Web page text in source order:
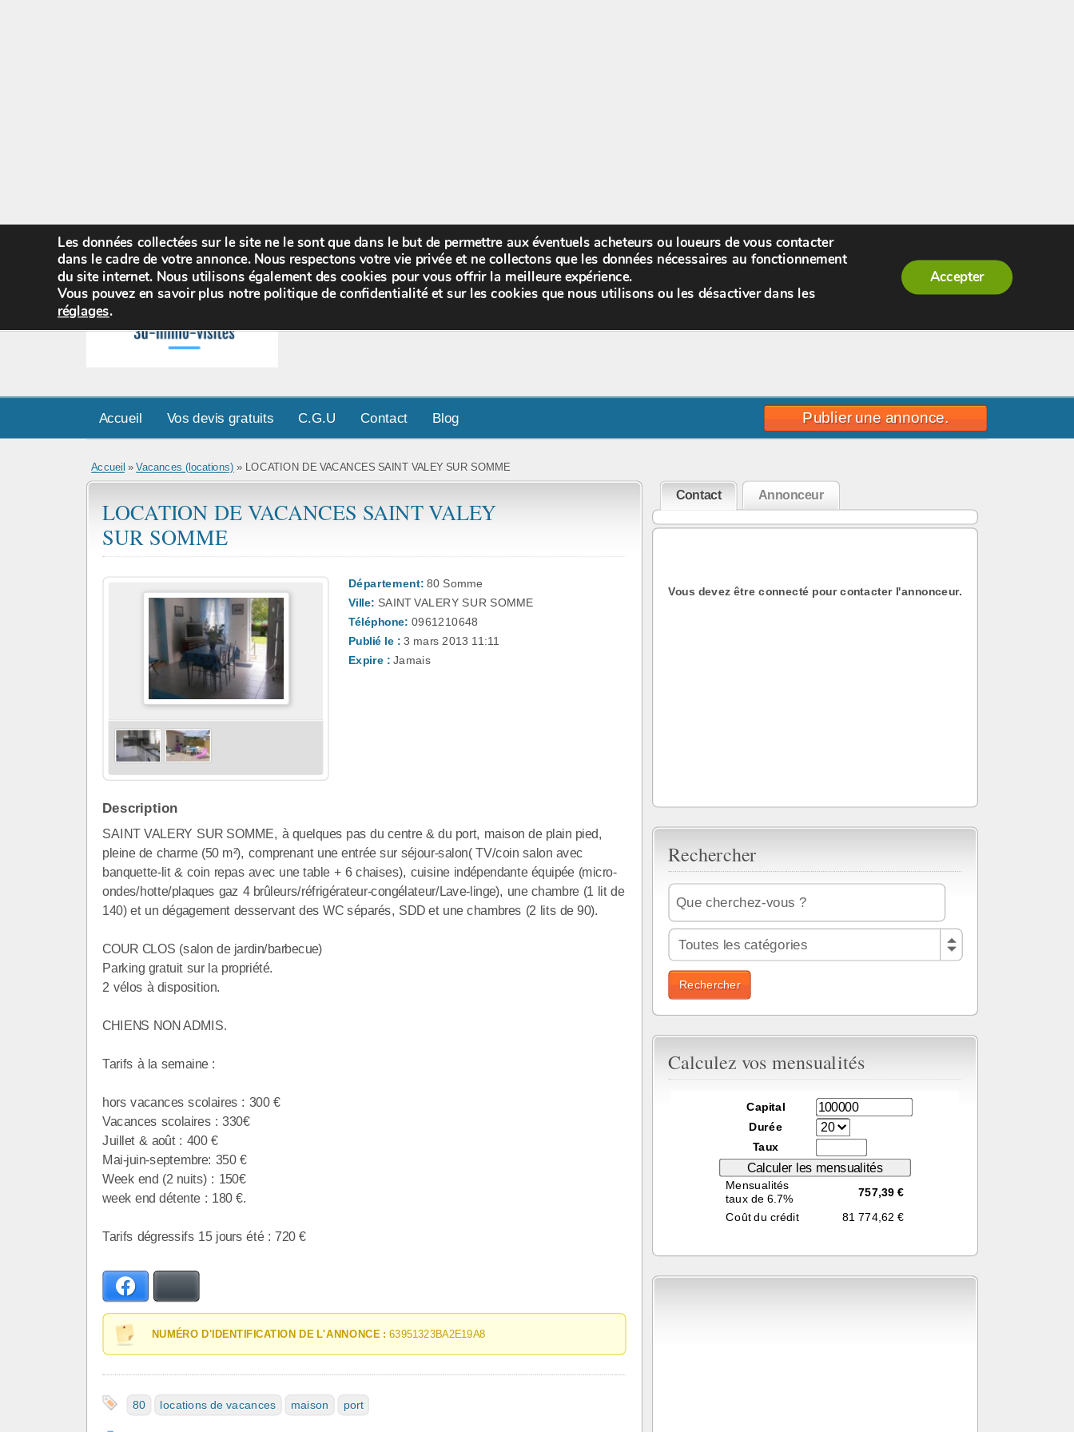
Bienvenue,visiteur ![S'enregistrer
Publier une annonce.
Accueil Vos devis gratuits C.G.U Contact Blog
Accueil »Vacances (locations) » LOCATION DE VACANCES SAINT VALEY SUR SOMME
LOCATION DE VACANCES SAINT VALEY
SUR SOMME
Département: 80 Somme
Ville: SAINT VALERY SUR SOMME
Téléphone: 0961210648
Publié le : 3 mars 2013 11:11
Expire : Jamais
Description
SAINT VALERY SUR SOMME, à quelques pas du centre & du port, maison de plain pied,
pleine de charme (50 m²), comprenant une entrée sur séjour-salon( TV/coin salon avec
banquette-lit & coin repas avec une table + 6 chaises), cuisine indépendante équipée (micro-
ondes/hotte/plaques gaz 4 brûleurs/réfrigérateur-congélateur/Lave-linge), une chambre (1 lit de
140) et un dégagement desservant des WC séparés, SDD et une chambres (2 lits de 90).
COUR CLOS (salon de jardin/barbecue)
Parking gratuit sur la propriété.
2 vélos à disposition.
CHIENS NON ADMIS.
Tarifs à la semaine :
hors vacances scolaires : 300 €
Vacances scolaires : 330€
Juillet & août : 400 €
Mai-juin-septembre: 350 €
Week end (2 nuits) : 150€
week end détente : 180 €.
Tarifs dégressifs 15 jours été : 720 €
NUMÉRO D'IDENTIFICATION DE L'ANNONCE : 63951323BA2E19A8
80 locations de vacances maison port
Contact Annonceur
Vous devez être connecté pour contacter l'annonceur.
Rechercher
Toutes les catégories
Calculez vos mensualités
Les données collectées sur le site ne le sont que dans le but de permettre aux éventuels acheteurs ou loueurs de vous contacter
dans le cadre de votre annonce. Nous respectons votre vie privée et ne collectons que les données nécessaires au fonctionnement
du site internet. Nous utilisons également des cookies pour vous offrir la meilleure expérience.
Vous pouvez en savoir plus notre politique de confidentialité et sur les cookies que nous utilisons ou les désactiver dans les
réglages.
Accepter